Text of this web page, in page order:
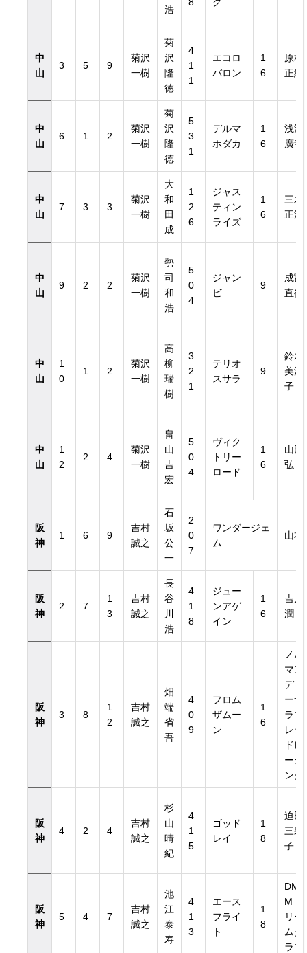
浩
中
山
3 5 9
菊沢
一樹
菊
沢
隆
徳
4
1
1
エコロ
バロン
1
6
原村
正紀
中
山
6 1 2
菊沢
一樹
菊
沢
隆
徳
5
3
1
デルマ
ホダカ
1
6
浅沼
廣幸
中
山
7 3 3
菊沢
一樹
大
和
田
成
1
2
6
ジャス
ティン
ライズ
1
6
三木
正浩
中
山
9 2 2
菊沢
一樹
勢
司
和
浩
5
0
4
ジャン
ビ
9
成富
直行
中
山
1
0
1 2
菊沢
一樹
高
柳
瑞
樹
3
2
1
テリオ
スサラ
9
鈴木
美江
子
中
山
1
2
2 4
菊沢
一樹
畠
山
吉
宏
5
0
4
ヴィク
トリー
ロード
1
6
山田
弘
阪
神
1 6 9
吉村
誠之
石
坂
公
一
2
0
7
ワンダージェ
ム
山本
阪
神
2 7
1
3
吉村
誠之
長
谷
川
浩
4
1
8
ジュー
ンアゲ
イン
1
6
吉川
潤
阪
神
3 8
1
2
吉村
誠之
畑
端
省
吾
4
0
9
フロム
ザムー
ン
1
6
ノル
マン
ディ
ーサ
ラブ
レッ
ドレ
ーシ
ング
阪
神
4 2 4
吉村
誠之
杉
山
晴
紀
4
1
5
ゴッド
レイ
1
8
迫田
三果
子
阪
神
5 4 7
吉村
誠之
池
江
泰
寿
4
1
3
エース
フライ
ト
1
8
DM
Mド
リー
ムク
ラブ